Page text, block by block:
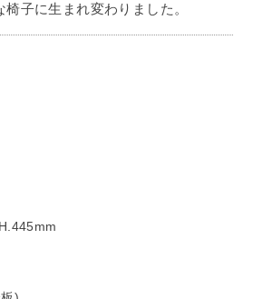
子に生まれ変わりました。